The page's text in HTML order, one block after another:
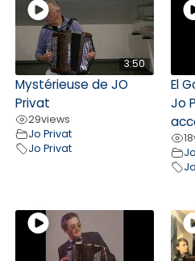
3:50
Mystérieuse de JO
Privat
29views
Jo Privat
Jo Privat
El
Jo
18